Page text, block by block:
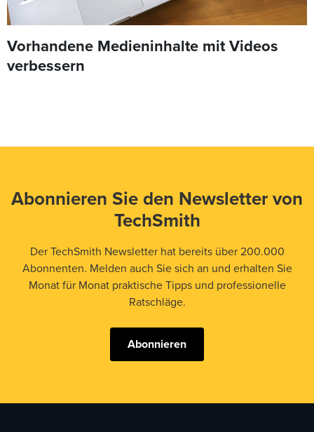
Vorhandene Medieninhalte mit Videos
verbessern
Abonnieren Sie den Newsletter von
TechSmith
Der TechSmith Newsletter hat bereits über 200.000
Abonnenten. Melden auch Sie sich an und erhalten Sie
Monat für Monat praktische Tipps und professionelle
Ratschläge.
Abonnieren